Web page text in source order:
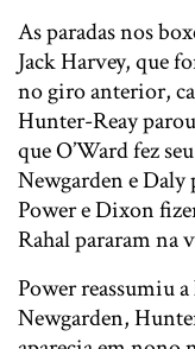
As paradas nos
Jack Harvey, que
no giro anterior,
Hunter-Reay
que O’Ward fez
Newgarden e Daly
Power e Dixon
Rahal pararam na
Power reassumiu
Newgarden,